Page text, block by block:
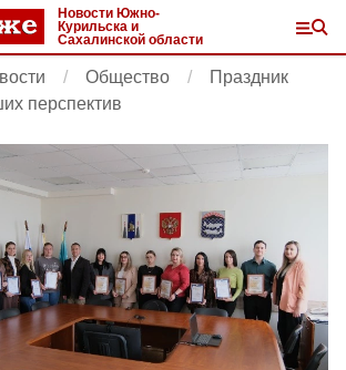
Новости Южно-
Курильска и
Сахалинской области
Общество
Праздник
перспектив